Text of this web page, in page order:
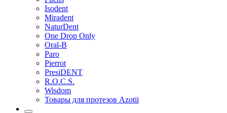
Isodent
Miradent
NaturDent
One Drop Only
Oral-B
Paro
Pierrot
PresiDENT
R.O.C.S.
Wisdom
Товары для протезов Azotii